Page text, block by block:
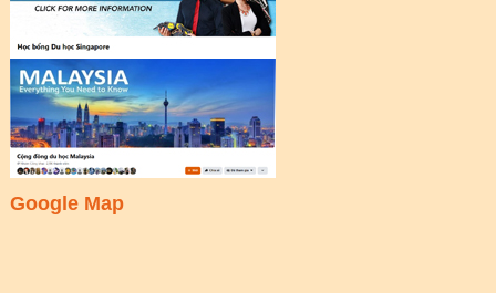
Google Map